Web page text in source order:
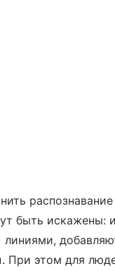
быть искажены:
линиями,
При этом для